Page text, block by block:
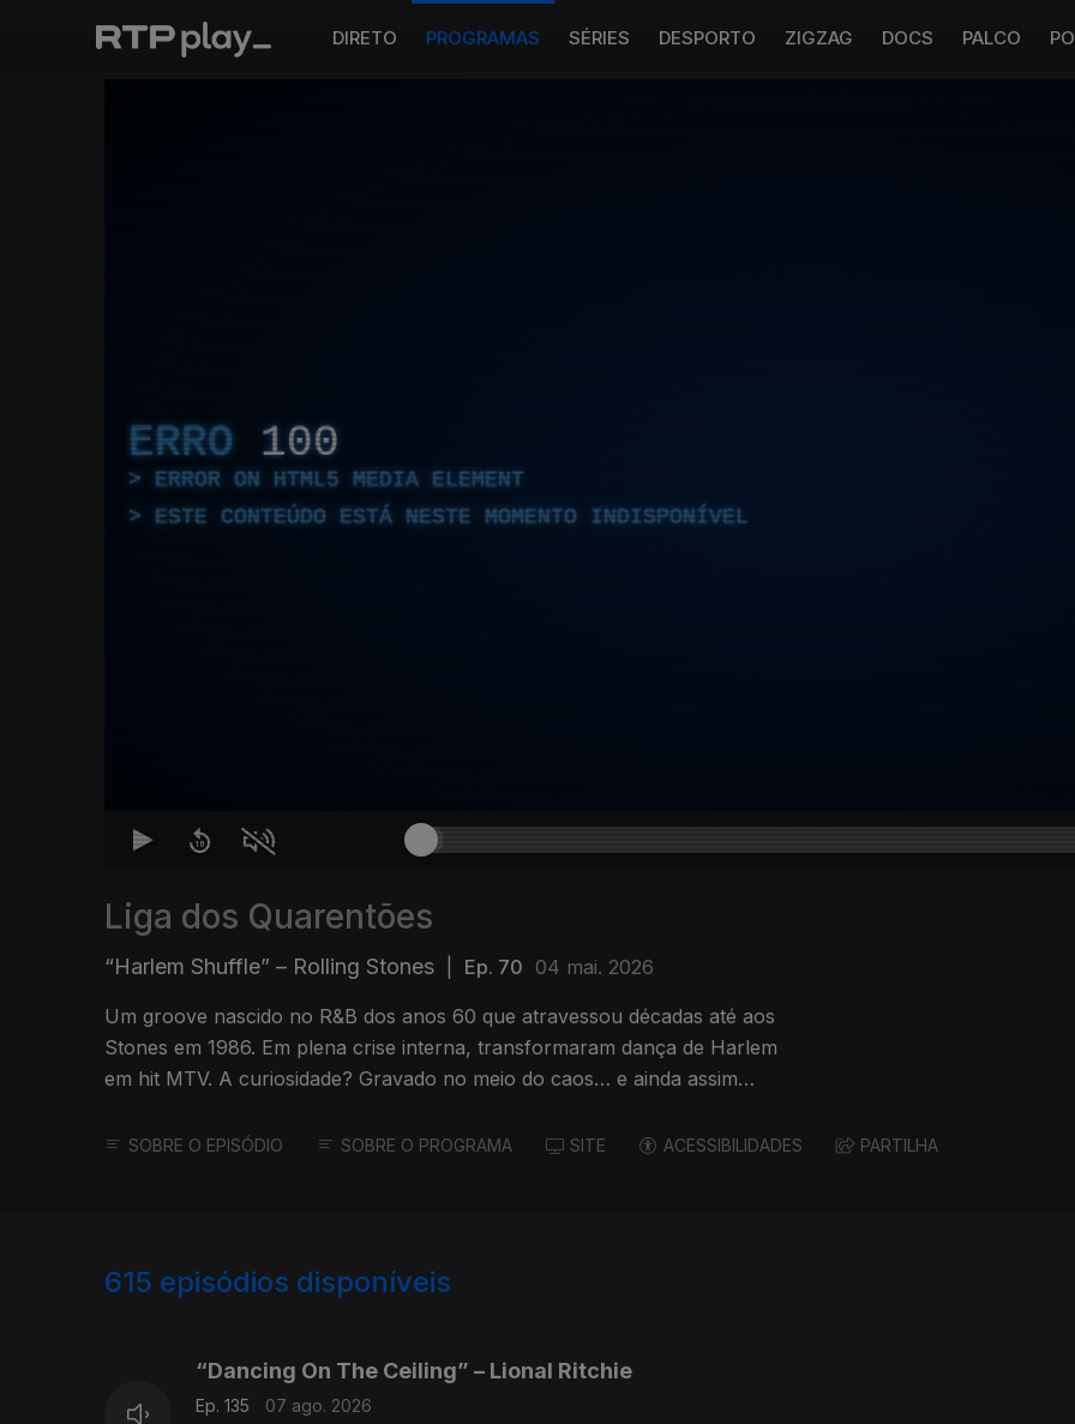
DIRETO PROGRAMAS SÉRIES DESPORTO ZIGZAG DOCS PALCO
ERRO 100
ERROR ON HTML5 MEDIA ELEMENT
ESTE CONTEÚDO ESTÁ NESTE MOMENTO INDISPONÍVEL
Liga dos Quarentões
“Harlem Shuffle” – Rolling Stones Ep. 70 04 mai. 2026
Um groove nascido no R&B dos anos 60 que atravessou décadas até aos
Stones em 1986. Em plena crise interna, transformaram dança de Harlem
em hit MTV. A curiosidade? Gravado no meio do caos… e ainda assim
SOBRE O EPISÓDIO SOBRE O PROGRAMA SITE ACESSIBILIDADES PARTILHA
615 episódios disponíveis
“Dancing On The Ceiling” – Lional Ritchie
Ep. 135
07 ago. 2026